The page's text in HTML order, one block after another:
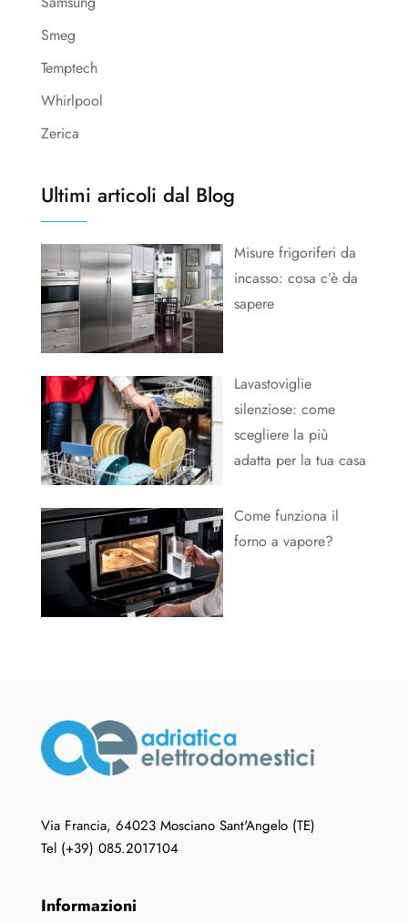
Smeg
Temptech
Whirlpool
Zerica
Ultimi articoli dal Blog
Misure frigoriferi da
incasso: cosa c’è da
sapere
Lavastoviglie
silenziose: come
scegliere la più
adatta per la tua casa
Come funziona il
forno a vapore?
Via Francia, 64023 Mosciano Sant'Angelo (TE)
Tel (+39) 085.2017104
Informazioni